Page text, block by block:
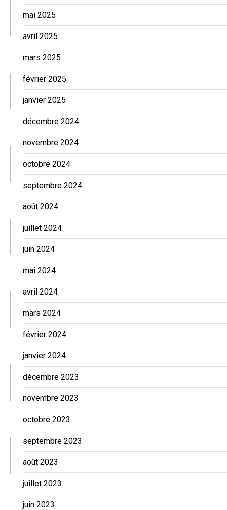
mai 2025
avril 2025
mars 2025
février 2025
janvier 2025
décembre 2024
novembre 2024
octobre 2024
septembre 2024
août 2024
juillet 2024
juin 2024
mai 2024
avril 2024
mars 2024
février 2024
janvier 2024
décembre 2023
novembre 2023
octobre 2023
septembre 2023
août 2023
juillet 2023
juin 2023